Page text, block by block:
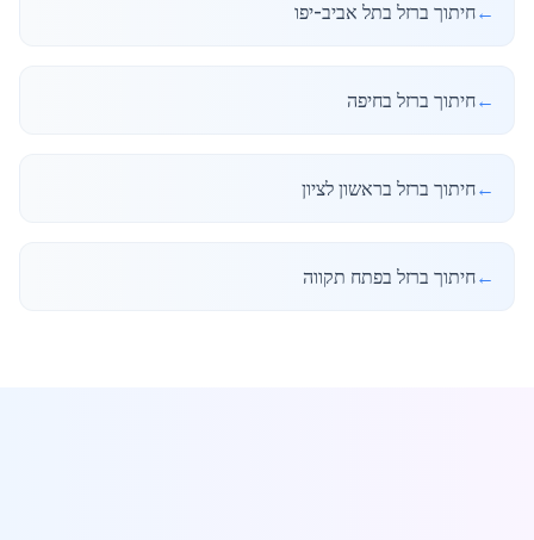
←חיתוך ברזל בתל אביב-יפו
←חיתוך ברזל בחיפה
←חיתוך ברזל בראשון לציון
←חיתוך ברזל בפתח תקווה